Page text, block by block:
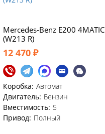
Mercedes-Benz E200 4MATIC
(W213 R)
12 470 ₽
Коробка: Автомат
Двигатель: Бензин
Вместимость: 5
Привод: Полный